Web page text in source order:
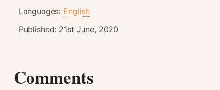
Languages: English
Published: 21st June, 2020
Comments